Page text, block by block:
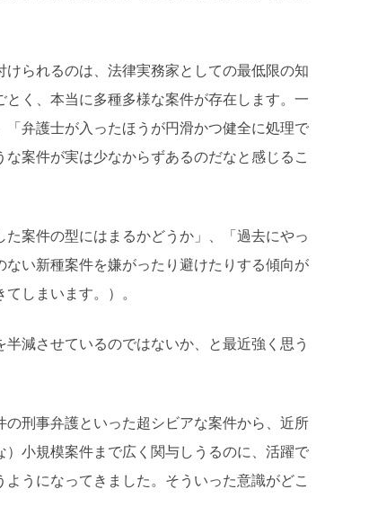
られるのは、法律実務家としての最低限の知
く、本当に多種多様な案件が存在します。一
弁護士が入ったほうが円滑かつ健全に処理で
案件が実は少なからずあるのだなと感じるこ
案件の型にはまるかどうか」、「過去にやっ
い新種案件を嫌がったり避けたりする傾向が
しまいます。）。
減させているのではないか、と最近強く思う
刑事弁護といった超シビアな案件から、近所
小規模案件まで広く関与しうるのに、活躍で
うになってきました。そういった意識がどこ